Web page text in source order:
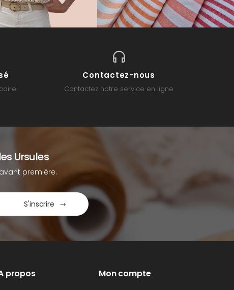
Contactez-nous
Contactez notre service en ligne
Ursules
première.
S'inscrire
propos Mon compte